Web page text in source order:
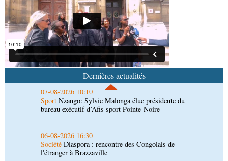
Dernières actualités
07-08-2026 10:18
Afrique-MondeAfrique de l'Ouest : les mafias du
numérique inventent une nouvelle traite humaine
07-08-2026 10:10
Nzango: Sylvie Malonga élue présidente du
bureau exécutif d’Afis sport Pointe-Noire
06-08-2026 16:30
SociétéDiaspora : rencontre des Congolais de
l'étranger à Brazzaville
06-08-2026 15:30
ÉconomieAgriculture : Denis Sassou N'Guesso
lance la deuxième édition de la Grande foire